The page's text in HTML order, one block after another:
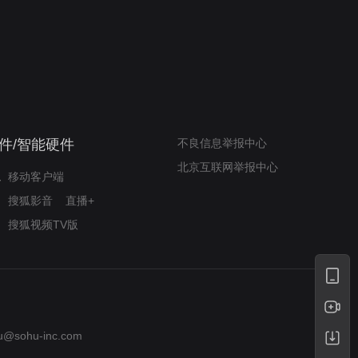
/智能硬件
移动客户端
搜狐影音
直播+
搜狐视频TV版
不良信息举报中心
北京互联网举报中心
inc.com